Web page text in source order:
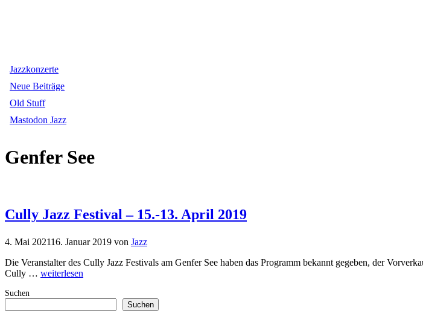
Jazzkonzerte
Neue Beiträge
Old Stuff
Mastodon Jazz
Genfer See
Cully Jazz Festival – 15.-13. April 2019
4. Mai 202116. Januar 2019 von Jazz
Die Veranstalter des Cully Jazz Festivals am Genfer See haben das Programm bekannt gegeben, der
Cully … weiterlesen
Suchen
Suchen